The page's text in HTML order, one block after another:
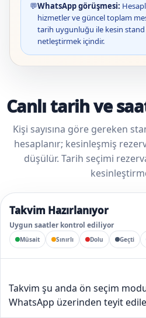
💬WhatsApp görüşmesi:
hizmetler ve güncel toplam
tarih uygunluğu ile kesin
netleştirmek içindir.
Canlı tarih ve
Kişi sayısına göre gereken
hesaplanır; kesinleşmiş
düşülür. Tarih seçimi
Takvim Hazırlanıyor
Uygun saatler kontrol ediliyor
Müsait Sınırlı Dolu Geçti
Takvim şu anda ön seçim
WhatsApp üzerinden teyit